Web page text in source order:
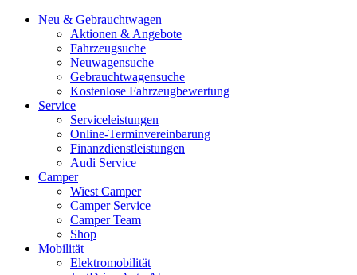
Neu & Gebrauchtwagen
Aktionen & Angebote
Fahrzeugsuche
Neuwagensuche
Gebrauchtwagensuche
Kostenlose Fahrzeugbewertung
Service
Serviceleistungen
Online-Terminvereinbarung
Finanzdienstleistungen
Audi Service
Camper
Wiest Camper
Camper Service
Camper Team
Shop
Mobilität
Elektromobilität